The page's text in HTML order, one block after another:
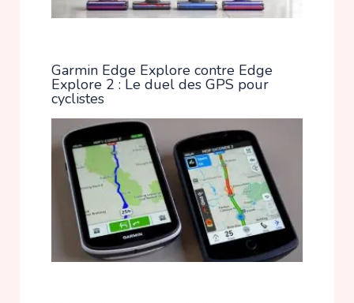
Garmin Edge Explore contre Edge
Explore 2 : Le duel des GPS pour
cyclistes